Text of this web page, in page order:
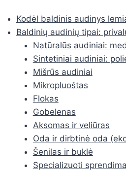
Kodėl baldinis audinys
Baldinių audinių tipai:
Natūralūs audiniai:
Sintetiniai audiniai:
Mišrūs audiniai
Mikropluoštas
Flokas
Gobelenas
Aksomas ir veliūras
Oda ir dirbtinė oda
Šenilas ir buklė
Specializuoti